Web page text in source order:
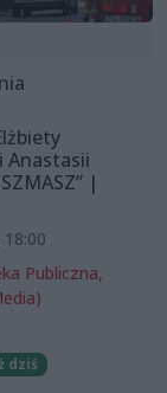
Anastasii
|
Publiczna,
dziś